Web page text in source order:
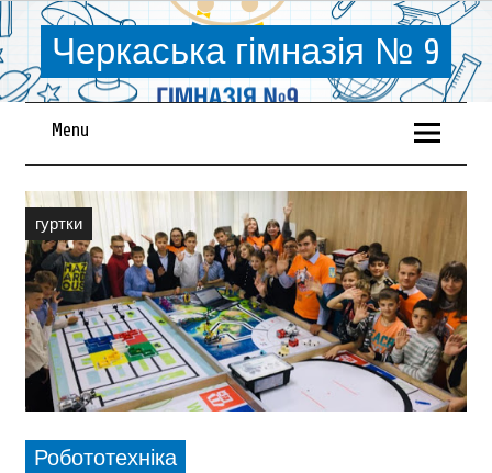
Черкаська гімназія № 9
Menu
гуртки
Робототехніка